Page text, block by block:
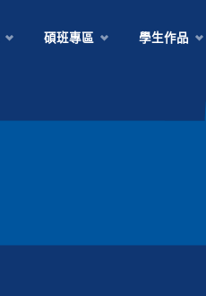
碩班專區 學生作品